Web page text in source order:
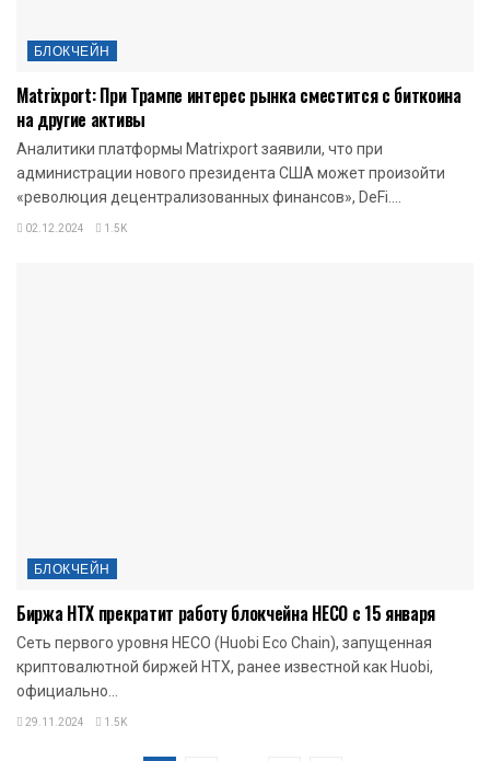
БЛОКЧЕЙН
Matrixport: При Трампе интерес рынка сместится с биткоина
на другие активы
Аналитики платформы Matrixport заявили, что при
администрации нового президента США может произойти
«революция децентрализованных финансов», DeFi....
02.12.2024 1.5K
БЛОКЧЕЙН
Биржа HTX прекратит работу блокчейна HECO с 15 января
Сеть первого уровня HECO (Huobi Eco Chain), запущенная
криптовалютной биржей HTX, ранее известной как Huobi,
официально...
29.11.2024 1.5K